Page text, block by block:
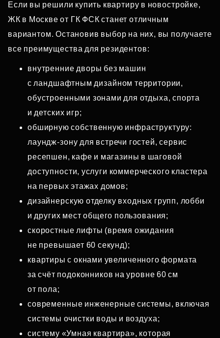
Если вы решили купить квартиру в новостройке,
ЖК в Москве от ГК ФСК станет отличным
вариантом. Остановив выбор на них, вы получаете
все преимущества для резидентов:
внутренние дворы без машин
с ландшафтным дизайном территории,
обустроенными зонами для отдыха, спорта
и детских игр;
обширную собственную инфраструктуру:
лаундж‑зону для встречи гостей, сервис
ресепшен, кафе и магазины в шаговой
доступности, услуги коммерческого кластера
на первых этажах домов;
дизайнерскую отделку входных групп, лобби
и других мест общего пользования;
скоростные лифты (время ожидания
не превышает 60 секунд);
квартиры с окнами увеличенного формата
за счёт подоконников на уровне 60 см
от пола;
современные инженерные системы, включая
системы очистки воды и воздуха;
систему «Умная квартира», которая